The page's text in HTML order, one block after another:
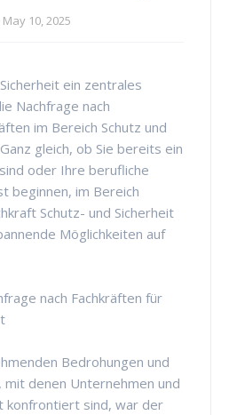
May 10, 2025
ein zentrales
Nachfrage nach
im Bereich Schutz und
gleich, ob Sie bereits ein
oder Ihre berufliche
beginnen, im Bereich
Schutz- und Sicherheit
Möglichkeiten auf
nach Fachkräften für
Bedrohungen und
denen Unternehmen und
konfrontiert sind, war der